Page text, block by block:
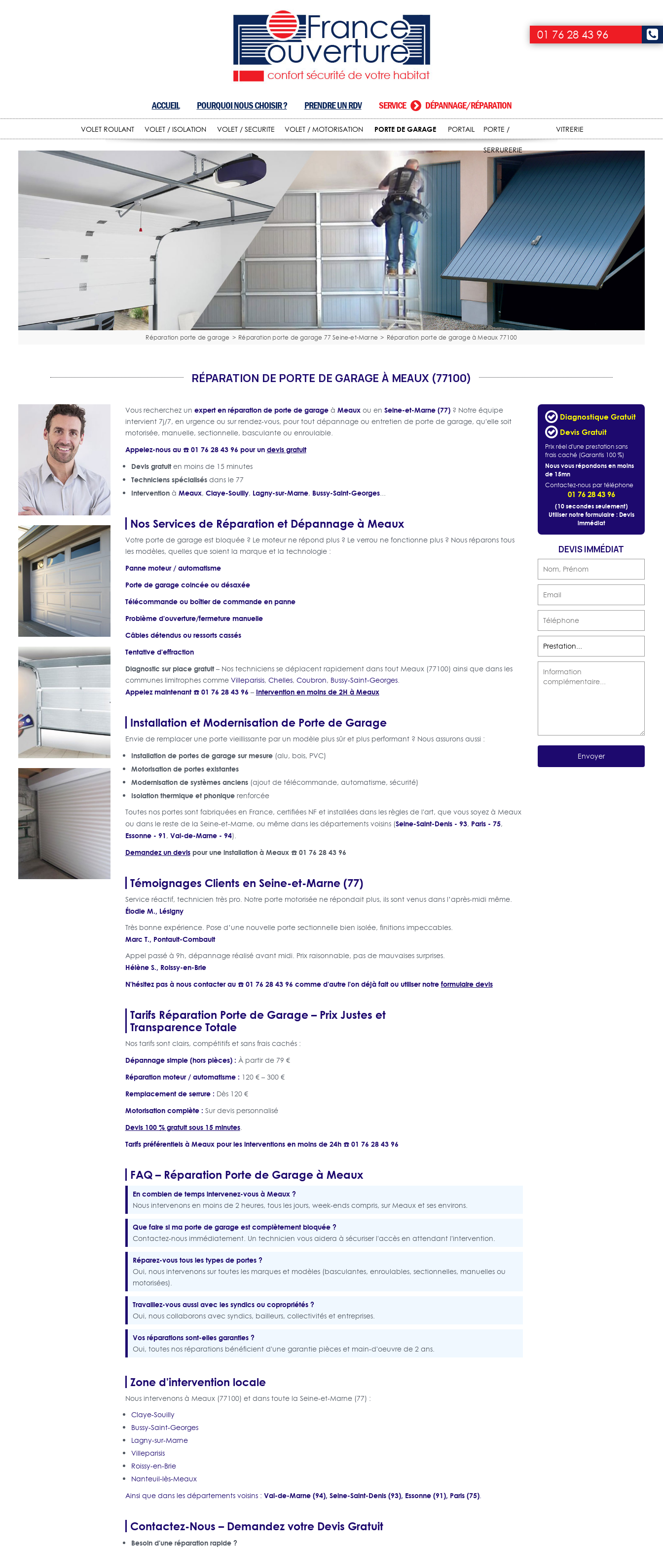
01 76 28 43 96
ACCUEIL POURQUOI NOUS CHOISIR ? PRENDRE UN RDV SERVICE DÉPANNAGE/RÉPARATION
VOLET ROULANT VOLET / ISOLATION VOLET / SECURITE VOLET / MOTORISATION PORTE DE GARAGE PORTAIL PORTE /
SERRURERIE
VITRERIE
Réparation porte de garage > Réparation porte de garage 77 Seine-et-Marne > Réparation porte de garage à Meaux 77100
RÉPARATION DE PORTE DE GARAGE À MEAUX (77100)
Vous recherchez un expert en réparation de porte de garageà Meauxou en Seine-et-Marne (77)? Notre équipe
intervient 7j/7, en urgence ou sur rendez-vous, pour tout dépannage ou entretien de porte de garage, qu'elle soit
motorisée, manuelle, sectionnelle, basculante ou enroulable.
Appelez-nous au ☎️ 01 76 28 43 96 pour undevis gratuit
Devis gratuiten moins de 15 minutes
Techniciens spécialisésdans le 77
Interventionà Meaux, Claye-Souilly, Lagny-sur-Marne, Bussy-Saint-Georges...
Nos Services de Réparation et Dépannage à Meaux
Votre porte de garage est bloquée ? Le moteur ne répond plus ? Le verrou ne fonctionne plus ? Nous réparons tous
les modèles, quelles que soient la marque et la technologie :
Panne moteur / automatisme
Porte de garage coincée ou désaxée
Télécommande ou boîtier de commande en panne
Problème d'ouverture/fermeture manuelle
Câbles détendus ou ressorts cassés
Tentative d'effraction
Diagnostic sur place gratuit– Nos techniciens se déplacent rapidement dans tout Meaux (77100) ainsi que dans les
communes limitrophes comme Villeparisis, Chelles, Coubron, Bussy-Saint-Georges.
Appelez maintenant ☎️ 01 76 28 43 96 – Intervention en moins de 2H à Meaux
Installation et Modernisation de Porte de Garage
Envie de remplacer une porte vieillissante par un modèle plus sûr et plus performant ? Nous assurons aussi :
Installation de portes de garage sur mesure(alu, bois, PVC)
Motorisation de portes existantes
Modernisation de systèmes anciens(ajout de télécommande, automatisme, sécurité)
Isolation thermique et phoniquerenforcée
Toutes nos portes sont fabriquées en France, certifiées NF et installées dans les règles de l'art, que vous soyez à Meaux
ou dans le reste de la Seine-et-Marne, ou même dans les départements voisins (Seine-Saint-Denis - 93, Paris - 75,
Essonne - 91, Val-de-Marne - 94).
Demandez un devispour une installation à Meaux ☎️ 01 76 28 43 96
Témoignages Clients en Seine-et-Marne (77)
Service réactif, technicien très pro. Notre porte motorisée ne répondait plus, ils sont venus dans l’après-midi même.
Élodie M., Lésigny
Très bonne expérience. Pose d’une nouvelle porte sectionnelle bien isolée, finitions impeccables.
Marc T., Pontault-Combault
Appel passé à 9h, dépannage réalisé avant midi. Prix raisonnable, pas de mauvaises surprises.
Hélène S., Roissy-en-Brie
N'hésitez pas à nous contacter au ☎️ 01 76 28 43 96 comme d'autre l'on déjà fait ou utiliser notreformulaire devis
Tarifs Réparation Porte de Garage – Prix Justes et
Transparence Totale
Nos tarifs sont clairs, compétitifs et sans frais cachés :
Dépannage simple (hors pièces) : À partir de 79 €
Réparation moteur / automatisme : 120 € – 300 €
Remplacement de serrure : Dès 120 €
Motorisation complète : Sur devis personnalisé
Devis 100 % gratuit sous 15 minutes.
Tarifs préférentiels à Meaux pour les interventions en moins de 24h ☎️ 01 76 28 43 96
FAQ – Réparation Porte de Garage à Meaux
En combien de temps intervenez-vous à Meaux ?
Nous intervenons en moins de 2 heures, tous les jours, week-ends compris, sur Meaux et ses environs.
Que faire si ma porte de garage est complètement bloquée ?
Contactez-nous immédiatement. Un technicien vous aidera à sécuriser l'accès en attendant l'intervention.
Réparez-vous tous les types de portes ?
Oui, nous intervenons sur toutes les marques et modèles (basculantes, enroulables, sectionnelles, manuelles ou
motorisées).
Travaillez-vous aussi avec les syndics ou copropriétés ?
Oui, nous collaborons avec syndics, bailleurs, collectivités et entreprises.
Vos réparations sont-elles garanties ?
Oui, toutes nos réparations bénéficient d'une garantie pièces et main-d'oeuvre de 2 ans.
Zone d'intervention locale
Nous intervenons à Meaux (77100) et dans toute la Seine-et-Marne (77) :
Claye-Souilly
Bussy-Saint-Georges
Lagny-sur-Marne
Villeparisis
Roissy-en-Brie
Nanteuil-lès-Meaux
Ainsi que dans les départements voisins : Val-de-Marne (94), Seine-Saint-Denis (93), Essonne (91), Paris (75).
Contactez-Nous – Demandez votre Devis Gratuit
Besoin d'une réparation rapide ?
Diagnostique Gratuit
Devis Gratuit
Prix réel d'une prestation sans
frais caché (Garantis 100 %)
Nous vous répondons en moins
de 15mn
Contactez-nous par téléphone
01 76 28 43 96
(10 secondes seulement)
Utiliser notre formulaire : Devis
immédiat
DEVIS IMMÉDIAT